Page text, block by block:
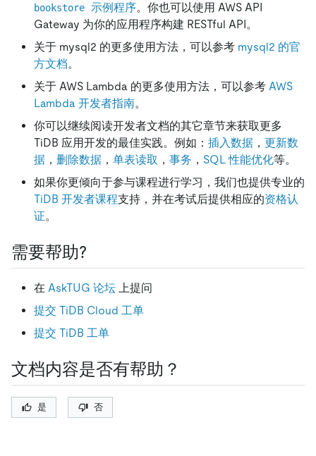
bookstore 示例程序。你也可以使用 AWS API
Gateway 为你的应用程序构建 RESTful API。
关于 mysql2 的更多使用方法，可以参考 mysql2 的官
方文档。
关于 AWS Lambda 的更多使用方法，可以参考 AWS
Lambda 开发者指南。
你可以继续阅读开发者文档的其它章节来获取更多
TiDB 应用开发的最佳实践。例如： 插入数据 ， 更新数
据 ， 删除数据 ， 单表读取 ， 事务 ， SQL 性能优化等。
如果你更倾向于参与课程进行学习，我们也提供专业的
TiDB 开发者课程支持，并在考试后提供相应的资格认
证。
需要帮助?
在 AskTUG 论坛 上提问
提交 TiDB Cloud 工单
提交 TiDB 工单
文档内容是否有帮助？
是 否